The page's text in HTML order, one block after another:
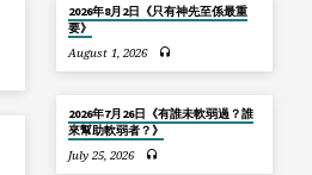
2026年8月2日《只有神先至係最重
要》
August 1, 2026
2026年7月26日《有誰未軟弱過？誰
來幫助軟弱者？》
July 25, 2026